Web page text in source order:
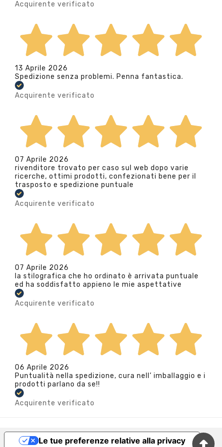
Acquirente verificato
13 Aprile 2026
Spedizione senza problemi. Penna fantastica.
Acquirente verificato
07 Aprile 2026
rivenditore trovato per caso sul web dopo varie
ricerche, ottimi prodotti, confezionati bene per il
trasposto e spedizione puntuale
Acquirente verificato
07 Aprile 2026
la stilografica che ho ordinato è arrivata puntuale
ed ha soddisfatto appieno le mie aspettative
Acquirente verificato
06 Aprile 2026
Puntualità nella spedizione, cura nell’ imballaggio e i
prodotti parlano da se!!
Acquirente verificato
Le tue preferenze relative alla privacy